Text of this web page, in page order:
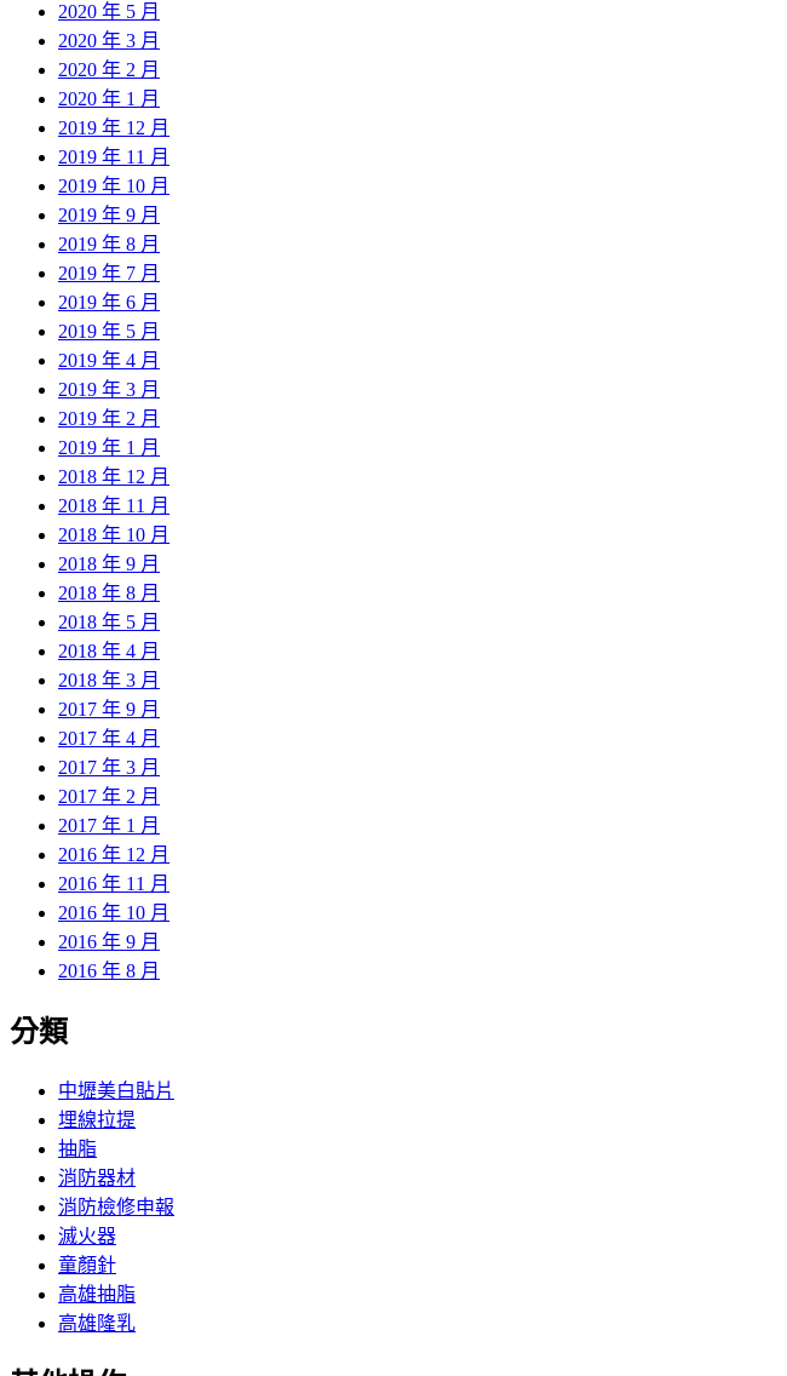
2020 年 5 月
2020 年 3 月
2020 年 2 月
2020 年 1 月
2019 年 12 月
2019 年 11 月
2019 年 10 月
2019 年 9 月
2019 年 8 月
2019 年 7 月
2019 年 6 月
2019 年 5 月
2019 年 4 月
2019 年 3 月
2019 年 2 月
2019 年 1 月
2018 年 12 月
2018 年 11 月
2018 年 10 月
2018 年 9 月
2018 年 8 月
2018 年 5 月
2018 年 4 月
2018 年 3 月
2017 年 9 月
2017 年 4 月
2017 年 3 月
2017 年 2 月
2017 年 1 月
2016 年 12 月
2016 年 11 月
2016 年 10 月
2016 年 9 月
2016 年 8 月
分類
中壢美白貼片
埋線拉提
抽脂
消防器材
消防檢修申報
滅火器
童顏針
高雄抽脂
高雄隆乳